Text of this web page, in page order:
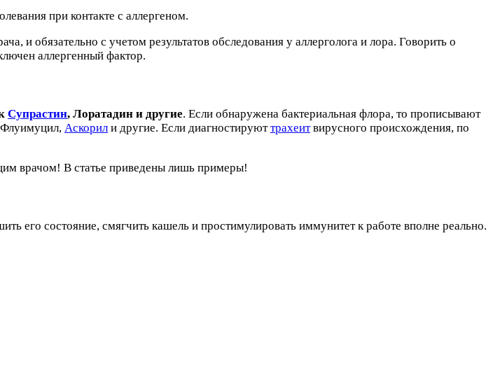
при контакте с аллергеном.
и обязательно с учетом результатов обследования у аллерголога и лора. Говорить о
аллергенный фактор.
Супрастин, Лоратадин и другие. Если обнаружена бактериальная флора, то прописывают
Аскорил и другие. Если диагностируюттрахеитвирусного происхождения, по
врачом! В статье приведены лишь примеры!
его состояние, смягчить кашель и простимулировать иммунитет к работе вполне реально.